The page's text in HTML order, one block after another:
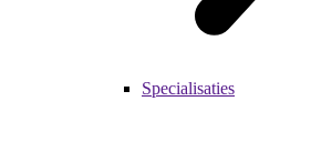
Specialisaties